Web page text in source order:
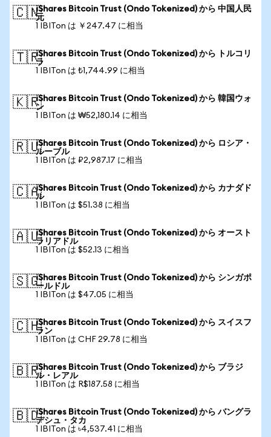
🇨🇳iShares Bitcoin Trust (Ondo Tokenized) から 中国人民
元
1 IBITon は ￥247.47 に相当
🇹🇷iShares Bitcoin Trust (Ondo Tokenized) から トルコリ
ラ
1 IBITon は ₺1,744.99 に相当
🇰🇷iShares Bitcoin Trust (Ondo Tokenized) から 韓国ウォ
ン
1 IBITon は ₩52,180.14 に相当
🇷🇺iShares Bitcoin Trust (Ondo Tokenized) から ロシア・
ルーブル
1 IBITon は ₽2,987.17 に相当
🇨🇦iShares Bitcoin Trust (Ondo Tokenized) から カナダド
ル
1 IBITon は $51.38 に相当
🇦🇺iShares Bitcoin Trust (Ondo Tokenized) から オースト
ラリアドル
1 IBITon は $52.13 に相当
🇸🇬iShares Bitcoin Trust (Ondo Tokenized) から シンガポ
ールドル
1 IBITon は $47.05 に相当
🇨🇭iShares Bitcoin Trust (Ondo Tokenized) から スイスフ
ラン
1 IBITon は CHF 29.78 に相当
🇧🇷iShares Bitcoin Trust (Ondo Tokenized) から ブラジ
ル・レアル
1 IBITon は R$187.58 に相当
🇧🇩iShares Bitcoin Trust (Ondo Tokenized) から バングラ
デシュ・タカ
1 IBITon は ৳4,537.41 に相当